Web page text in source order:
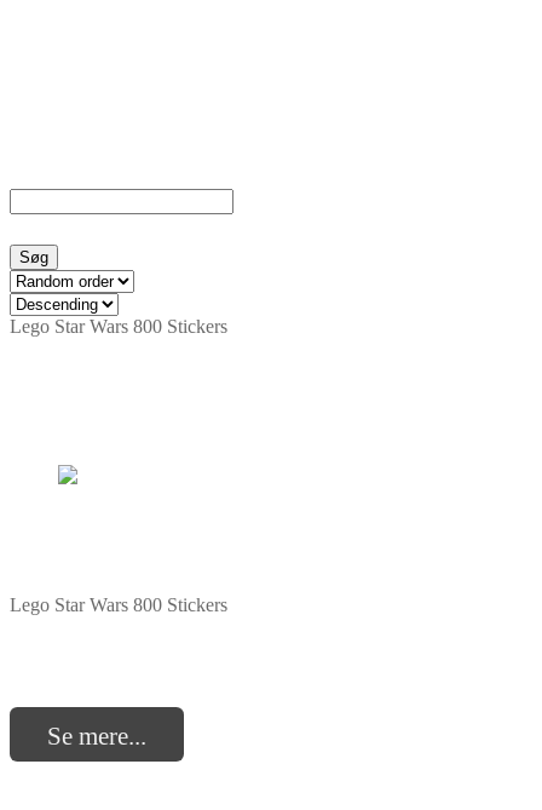
Lego Star Wars 800 Stickers
Lego Star Wars 800 Stickers
Se mere...